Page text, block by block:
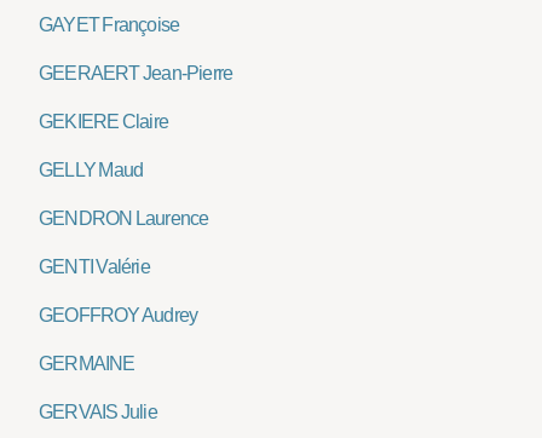
GAYET Françoise
GEERAERT Jean-Pierre
GEKIERE Claire
GELLY Maud
GENDRON Laurence
GENTI Valérie
GEOFFROY Audrey
GERMAINE
GERVAIS Julie